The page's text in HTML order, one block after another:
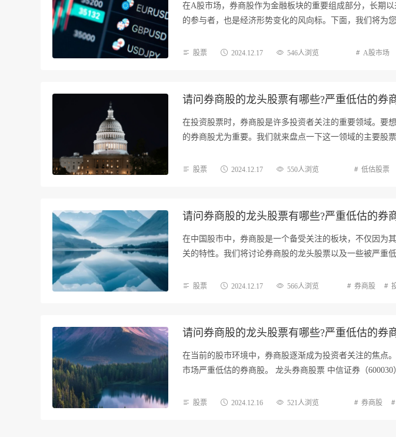
在A股市场，券商股作为金融板块的重要组成部分，长期
的参与者，也是经济形势变化的风向标。下面，我们将为
股票 2024.12.17 546人浏览 A股市场
请问券商股的龙头股票有哪些?严重低估的券
在投资股票时，券商股是许多投资者关注的重要领域。要
的券商股尤为重要。我们就来盘点一下这一领域的主要股
股票 2024.12.17 550人浏览 低估股票
请问券商股的龙头股票有哪些?严重低估的券
在中国股市中，券商股是一个备受关注的板块，不仅因为
关的特性。我们将讨论券商股的龙头股票以及一些被严重
股票 2024.12.17 566人浏览 券商股
请问券商股的龙头股票有哪些?严重低估的券
在当前的股市环境中，券商股逐渐成为投资者关注的焦点
市场严重低估的券商股。 龙头券商股票 中信证券（
股票 2024.12.16 521人浏览 券商股